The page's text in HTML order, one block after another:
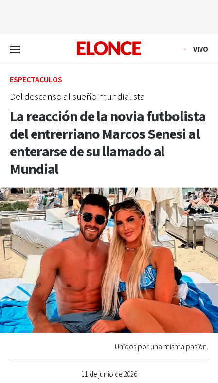
VIVO
ESPECTÁCULOS
Del descanso al sueño mundialista
La reacción de la novia futbolista
del entrerriano Marcos Senesi al
enterarse de su llamado al
Mundial
11 de junio de 2026
Unidos por una misma pasión.